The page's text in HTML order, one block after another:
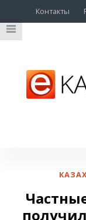
Контакты